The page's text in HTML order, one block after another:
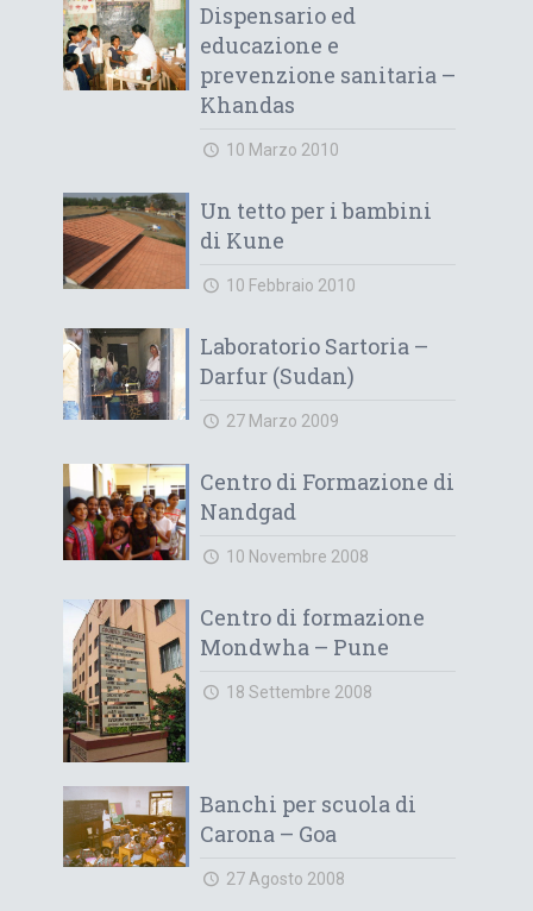
Dispensario ed
educazione e
prevenzione sanitaria –
Khandas
10 Marzo 2010
Un tetto per i bambini
di Kune
10 Febbraio 2010
Laboratorio Sartoria –
Darfur (Sudan)
27 Marzo 2009
Centro di Formazione di
Nandgad
10 Novembre 2008
Centro di formazione
Mondwha – Pune
18 Settembre 2008
Banchi per scuola di
Carona – Goa
27 Agosto 2008